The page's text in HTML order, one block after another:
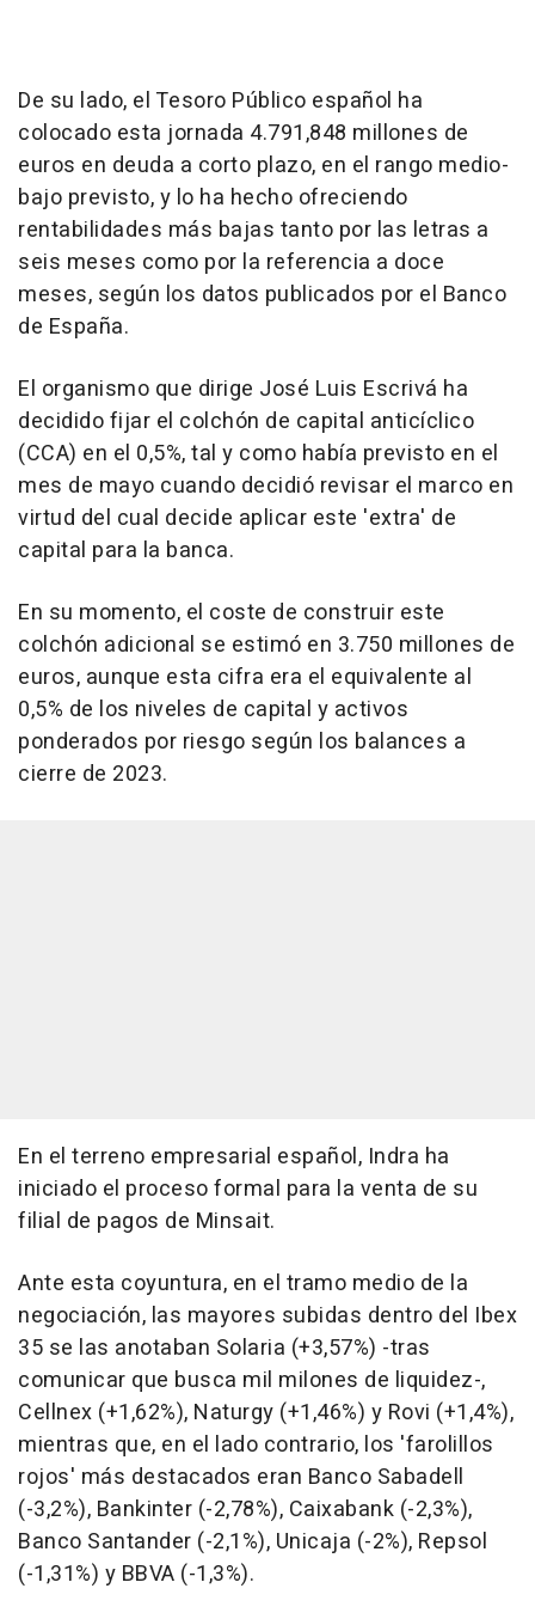
De su lado, el Tesoro Público español ha
colocado esta jornada 4.791,848 millones de
euros en deuda a corto plazo, en el rango medio-
bajo previsto, y lo ha hecho ofreciendo
rentabilidades más bajas tanto por las letras a
seis meses como por la referencia a doce
meses, según los datos publicados por el Banco
de España.
El organismo que dirige José Luis Escrivá ha
decidido fijar el colchón de capital anticíclico
(CCA) en el 0,5%, tal y como había previsto en el
mes de mayo cuando decidió revisar el marco en
virtud del cual decide aplicar este 'extra' de
capital para la banca.
En su momento, el coste de construir este
colchón adicional se estimó en 3.750 millones de
euros, aunque esta cifra era el equivalente al
0,5% de los niveles de capital y activos
ponderados por riesgo según los balances a
cierre de 2023.
En el terreno empresarial español, Indra ha
iniciado el proceso formal para la venta de su
filial de pagos de Minsait.
Ante esta coyuntura, en el tramo medio de la
negociación, las mayores subidas dentro del Ibex
35 se las anotaban Solaria (+3,57%) -tras
comunicar que busca mil milones de liquidez-,
Cellnex (+1,62%), Naturgy (+1,46%) y Rovi (+1,4%),
mientras que, en el lado contrario, los 'farolillos
rojos' más destacados eran Banco Sabadell
(-3,2%), Bankinter (-2,78%), Caixabank (-2,3%),
Banco Santander (-2,1%), Unicaja (-2%), Repsol
(-1,31%) y BBVA (-1,3%).